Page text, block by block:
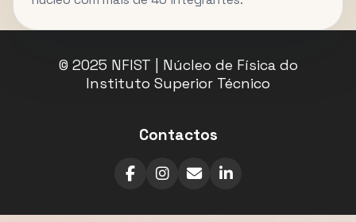
© 2025 NFIST | Núcleo de Física do
Instituto Superior Técnico
Contactos